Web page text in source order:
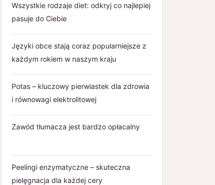
Wszystkie rodzaje diet: odkryj co najlepiej
pasuje do Ciebie
Języki obce stają coraz popularniejsze z
każdym rokiem w naszym kraju
Potas – kluczowy pierwiastek dla zdrowia
i równowagi elektrolitowej
Zawód tłumacza jest bardzo opłacalny
Peelingi enzymatyczne – skuteczna
pielęgnacja dla każdej cery